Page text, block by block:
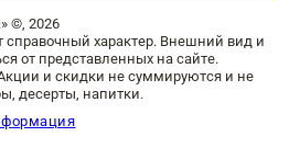
©, 2026
характер. Внешний вид и
от представленных на сайте.
и скидки не суммируются и не
десерты, напитки.